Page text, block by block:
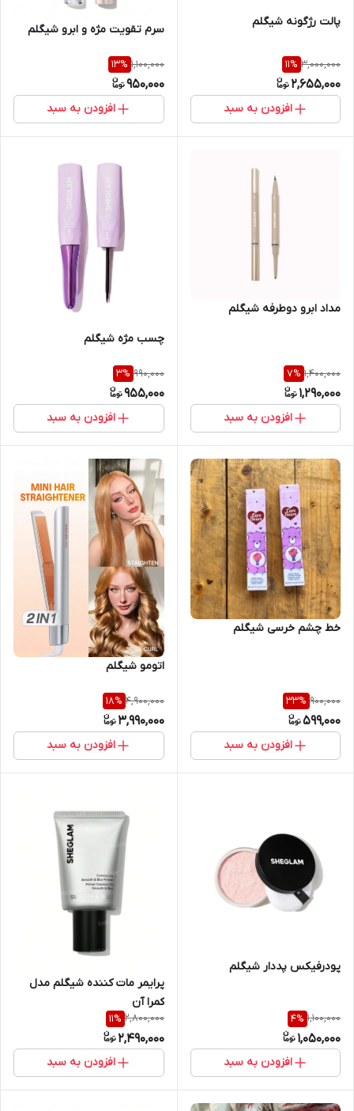
پالت رژگونه شیگلم
3,000,000
11%
2,655,000
افزودن به سبد
سرم تقویت مژه و ابرو شیگلم
1,100,000
13%
950,000
افزودن به سبد
مداد ابرو دوطرفه شیگلم
1,400,000
7%
1,290,000
افزودن به سبد
چسب مژه شیگلم
990,000
3%
955,000
افزودن به سبد
خط چشم خرسی شیگلم
900,000
33%
599,000
افزودن به سبد
اتومو شیگلم
4,900,000
18%
3,990,000
افزودن به سبد
پودرفیکس پددار شیگلم
1,100,000
4%
1,050,000
افزودن به سبد
پرایمر مات کننده شیگلم مدل
کمرا آن
2,800,000
11%
2,490,000
افزودن به سبد